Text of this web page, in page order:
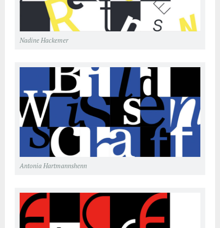
Nadine Hackemer
Antonia Hartmannshenn